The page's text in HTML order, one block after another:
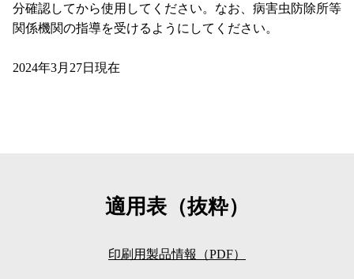
分確認してから使用してください。なお、病害虫防除所等
関係機関の指導を受けるようにしてください。
2024年3月27日現在
適用表（抜粋）
印刷用製品情報（PDF）